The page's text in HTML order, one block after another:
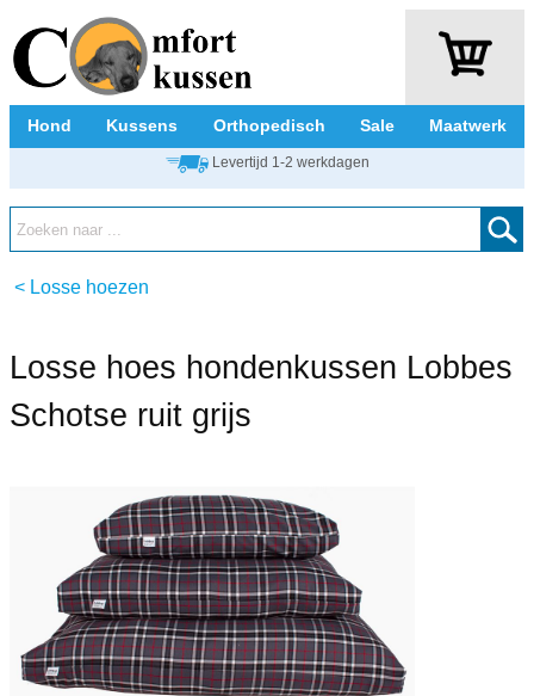
Hond Kussens Orthopedisch Sale Maatwerk
Levertijd 1-2 werkdagen
< Losse hoezen
Losse hoes hondenkussen Lobbes
Schotse ruit grijs